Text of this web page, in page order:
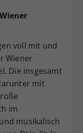
voll mit und
Wiener
Die insgesamt
mit
im
musikalisch